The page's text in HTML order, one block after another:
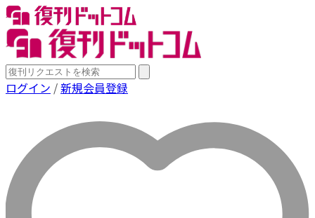
ログイン /新規会員登録